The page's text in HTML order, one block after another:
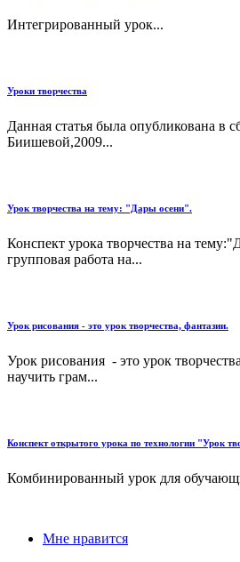
Интегрированный урок...
Уроки творчества
Данная статья была опубликована в
Биишевой,2009...
Урок творчества на тему: "Дары осени".
Конспект урока творчества на
групповая работа на...
Урок рисования - это урок творчества, фантазии.
Урок рисования - это урок
научить грам...
Конспект открытого урока по технологии "Урок
Комбинированный урок для
Мне нравится